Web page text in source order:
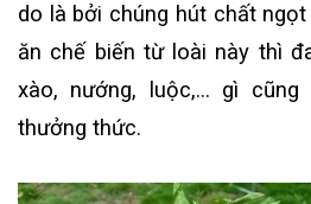
do là bởi chúng hút chất
ăn chế biến từ loài này thì
xào, nướng, luộc,... gì
thưởng thức.